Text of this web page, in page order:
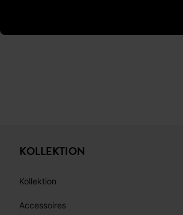
KOLLEKTION
Kollektion
Accessoires